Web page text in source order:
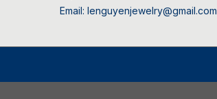
Email: lenguyenjewelry@gmail.com